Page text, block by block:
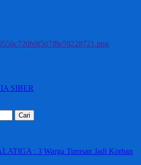
SIBER
: 3 Warga Turusan Jadi Korban